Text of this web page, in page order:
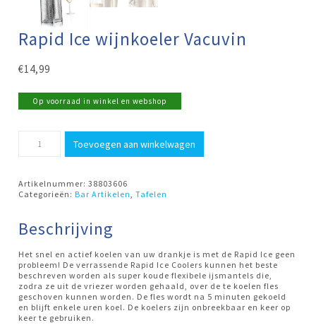
Rapid Ice wijnkoeler Vacuvin
€14,99
Op voorraad in winkel en webshop
Toevoegen aan winkelwagen
Artikelnummer:38803606
Categorieën:Bar Artikelen ,Tafelen
Beschrijving
Het snel en actief koelen van uw drankje is met de Rapid Ice geen
probleem! De verrassende Rapid Ice Coolers kunnen het beste
beschreven worden als super koude flexibele ijsmantels die,
zodra ze uit de vriezer worden gehaald, over de te koelen fles
geschoven kunnen worden. De fles wordt na 5 minuten gekoeld
en blijft enkele uren koel. De koelers zijn onbreekbaar en keer op
keer te gebruiken.